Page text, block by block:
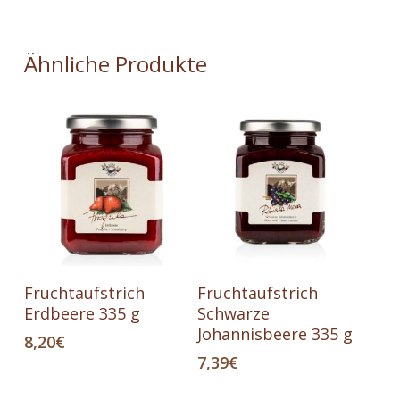
Ähnliche Produkte
In Den Warenkorb
Fruchtaufstrich
Erdbeere 335 g
8,20€
In Den Warenkorb
Fruchtaufstrich
Schwarze
Johannisbeere 335 g
7,39€